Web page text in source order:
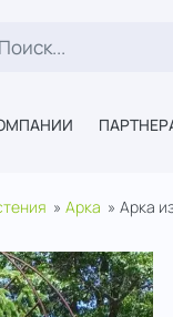
Арка Арка